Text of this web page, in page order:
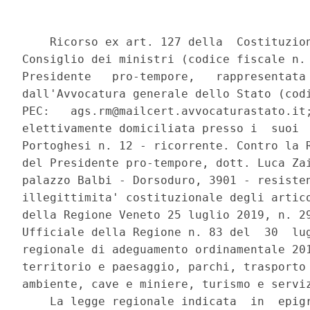
Ricorso ex art. 127 della  Costituzione  per  la  Presidenza  del
Consiglio dei ministri (codice fiscale n. 80188230587) in persona del
Presidente   pro-tempore,   rappresentata   e    difesa    ex    lege
dall'Avvocatura generale dello Stato (codice fiscale n.  80224030587;
PEC:   ags.rm@mailcert.avvocaturastato.it;   fax   06/96514000)    ed
elettivamente domiciliata presso i  suoi  uffici  in  Roma,  via  dei
Portoghesi n. 12 - ricorrente. Contro la Regione Veneto,  in  persona
del Presidente pro-tempore, dott. Luca Zaia,  con  sede  in  Venezia,
palazzo Balbi - Dorsoduro, 3901 - resistente, per la dichiarazione di
illegittimita' costituzionale degli articoli  11  e  20  della  legge
della Regione Veneto 25 luglio 2019, n. 29, pubblicata nel Bollettino
Ufficiale della Regione n. 83 del  30  luglio  2019,  recante  «Legge
regionale di adeguamento ordinamentale 2018 in materia di governo del
territorio e paesaggio, parchi, trasporto pubblico, lavori  pubblici,
ambiente, cave e miniere, turismo e servizi all'infanzia». 
    La legge regionale indicata  in  epigrafe,  che  detta  norme  in
materia di governo del  territorio  e  paesaggio,  parchi,  trasporto
pubblico, lavori  pubblici,  ambiente,  cave  e  miniere,  turismo  e
servizi all'infanzia, e'  censurabile  relativamente  alle  norme  di
seguito indicate che si pongono in contrasto con l'art. 117,  secondo
comma, lettera m), della Costituzione,  che  assegna  allo  Stato  la
competenza legislativa esclusiva in  materia  di  determinazione  dei
livelli essenziali delle prestazioni concernenti i diritti  civili  e
sociali che devono essere garantiti su tutto il territorio nazionale,
con  il  medesimo  art.  117,  secondo  comma,   lettera   e)   della
Costituzione, che riconosce allo Stato la competenza  in  materia  di
tutela  della  concorrenza,  nonche'  con  principi  fondamentali  in
materia di governo del territorio, violando quindi l'art. 117,  terzo
comma della Costituzione. 
 
                               Motivi 
 
    l.  La  norma  contenuta  nell'art.  11  inserisce  nella   legge
regionale n. 11/2004 - recante norme per il governo del territorio  e
in  materia  di  paesaggio  -  un  nuovo   art.   40-bis,   rubricato
«Disposizioni  relative  a  immobili  costitutivi  della  memoria   e
dell'identita' storico-culturale del territorio». 
    Detta disposizione, al comma 5, prevede l'esenzione del pagamento
del contributo di costruzione nell'ipotesi di cambio di  destinazione
d'uso di immobili  funzionali  alla  conservazione  della  memoria  e
dell'identita' storico-culturale del territorio, al  ricorrere  delle
ulteriori condizioni ivi previste (riconoscimento da parte del comune
di  un  interesse  pubblico,  sussistenza  di   adeguate   opere   di
urbanizzazione  primarie  e   mancanza   di   aumento   dei   carichi
urbanistici). 
    Il contributo di costruzione  e'  disciplinato  del  decreto  del
Presidente della Repubblica n. 380/2001 «Testo  unico  dell'edilizia»
il cui art. 16 prevede che, salvi i casi di esenzione,  «il  rilascio
del permesso di costruire comporta la corresponsione di un contributo
commisurato all'incidenza degli oneri di  urbanizzazione  nonche'  al
costo di costruzione». 
    Il successivo art. 17 dello stesso TUE disciplina puntualmente le
ipotesi di esenzione dal pagamento, circoscrivendole ai casi di: 
        a) interventi da realizzare nelle zone agricole  in  funzione
della  conduzione  del  fondo  e  delle  esigenze   dell'imprenditore
agricolo a titolo principale; 
        b) interventi di ristrutturazione e di ampliamento, in misura
non superiore al 20 per cento di edifici unifamiliari; 
        c) impianti, attrezzature, opere  pubbliche  e  di  interesse
generale realizzate dagli enti istituzionalmente  competenti  nonche'
per le  opere  di  urbanizzazione,  eseguite  anche  da  privati,  in
attuazione di strumenti urbanistici; 
        d) interventi da realizzare  in  attuazione  di  norme  o  di
provvedimenti emanati a seguito di pubbliche calamita'; 
        e) nuovi impianti, lavori, opere,  modifiche,  installazioni,
relativi alle fonti rinnovabili di energia,  alla  conservazione,  al
risparmio e all'uso razionale dell'energia, nel rispetto delle  norme
urbanistiche, di tutela artistico-storica e ambientale. 
    Pertanto, nell'ipotesi di cambio di destinazione  d'uso  sussiste
l'obbligo di corrispondere gli oneri di urbanizzazione  in  relazione
alla situazione esistente al momento della presentazione della SCIA o
del permesso di costruire. 
    In  tal  senso   si   e'   espressa   anche   la   giurisprudenza
amministrativa (Consiglio di Stato, sez. IV,  4  settembre  2012,  n.
4670), considerato che la quota  relativa  al  costo  di  costruzione
appare comunque  dovuta  anche  in  presenza  di  una  trasformazione
edilizia che, indipendentemente dall'esecuzione fisica di  opere,  si
rivela produttiva di vantaggi economici ad essa connessi,  situazione
che si verifica per il mutamento di destinazione o comunque per  ogni
variazione anche di semplice uso che comporti un  passaggio  tra  due
categorie funzionalmente autonome  dal  punto  di  vista  urbanistico
(Consiglio di Stato, sez. IV, 3 settembre 2014, n. 4483). 
    Codesta Corte, nella sentenza n. 1033 del  1988,  ha  evidenziato
che  rientrano  nell'ambito  delle  disposizioni  di  principio   non
soltanto quelle che definiscono l'onerosita' dell'attivita' edilizia,
ma anche quelle che,  incidendo  su  tale  principio,  «concorrono  a
determinare l'effettiva portata e la caratterizzazione  positiva  del
principio medesimo», in quanto ad esso  «legate  da  un  rapporto  di
coessenzialita' o di integrazione necessaria». 
    E' stata pertanto riconosciuta la natura di  norme  di  principio
alle  disposizioni  contenenti  deroghe  o   riduzioni   dell'importo
ordinariamente previsto del contributo di costruzione.